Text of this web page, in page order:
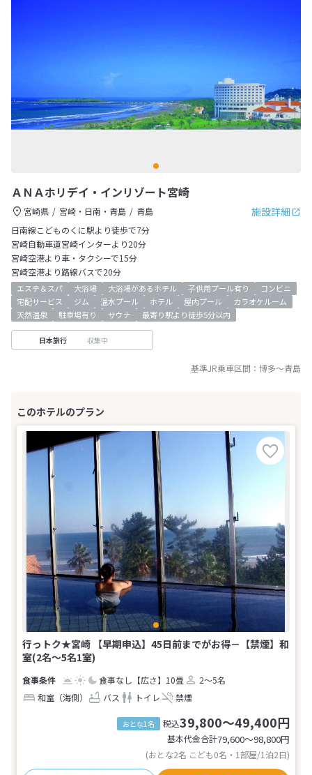
ＡＮＡホリデイ・インリゾート宮崎
施設詳細
宮崎県 宮崎・日南・青島
青島
日南線こどものくに駅より徒歩で7分
宮崎自動車道宮崎インターより20分
宮崎空港より車・タクシーで15分
宮崎空港より路線バスで20分
エステ＆スパ 大浴場 大浴場があるホテル 子供用プール有り
コンビニ
宅配サービス
ジム 温水プール ホテル 屋内プール
カラオケルーム
天然温泉
駐車場有り サウナ 最寄り駅より徒歩5分以内
日本旅行 収集中
基準JR乗車区間： 博多～青島
行っトク★宮崎 【早期申込】45日前までがお得－【禁煙】和
室(2名～5名1室)
食事なし 【広さ】10畳
2～5名
和室（海側）
バス トイレ 禁煙
おとな1名 税込39,800～49,400円
基本代金合計79,600〜98,800円
(おとな2名 こども0名・1部屋/1泊2日)